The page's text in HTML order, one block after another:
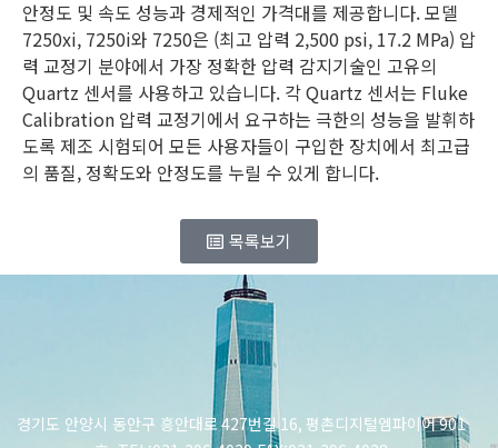
안정도 및 속도 성능과 경제적인 가격대를 제공합니다. 모델
7250xi, 7250i와 7250은 (최고 압력 2,500 psi, 17.2 MPa) 압
력 교정기 분야에서 가장 정확한 압력 감지기술인 고유의
Quartz 센서를 사용하고 있습니다. 각 Quartz 센서는 Fluke
Calibration 압력 교정기에서 요구하는 극한의 성능을 발휘하
도록 제조 시험되어 모든 사용자들이 구입한 장치에서 최고급
의 품질, 정확도와 안정도를 누릴 수 있게 합니다.
목록보기
경기도 안양시 동안구 흥안대로427번길16, 평촌디지털엠파이어901